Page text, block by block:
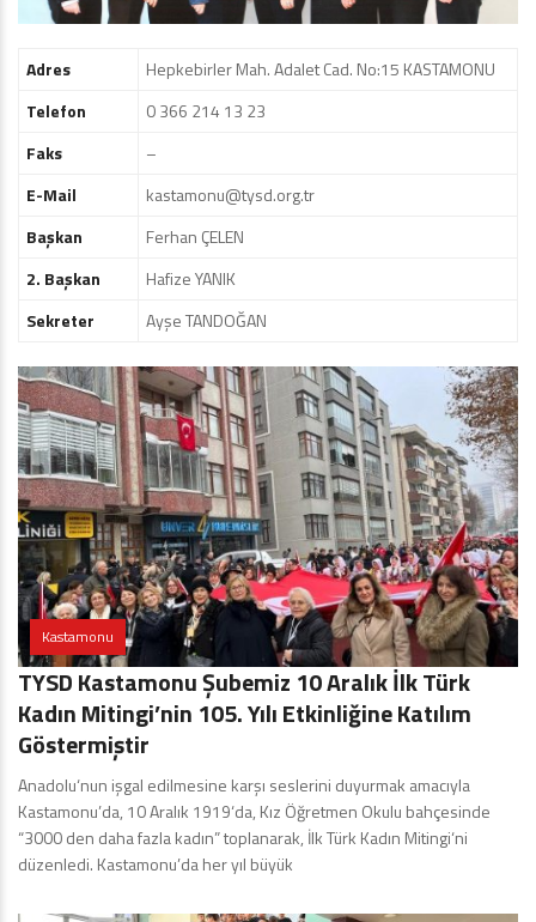
Adres
Hepkebirler Mah. Adalet Cad. No:15 KASTAMONU
Telefon
0 366 214 13 23
Faks
–
E-Mail
kastamonu@tysd.org.tr
Başkan
Ferhan ÇELEN
2. Başkan
Hafize YANIK
Sekreter
Ayşe TANDOĞAN
Kastamonu
TYSD Kastamonu Şubemiz 10 Aralık İlk Türk
Kadın Mitingi’nin 105. Yılı Etkinliğine Katılım
Göstermiştir
Anadolu‘nun işgal edilmesine karşı seslerini duyurmak amacıyla
Kastamonu’da, 10 Aralık 1919‘da, Kız Öğretmen Okulu bahçesinde
“3000 den daha fazla kadın” toplanarak, İlk Türk Kadın Mitingi‘ni
düzenledi. Kastamonu’da her yıl büyük